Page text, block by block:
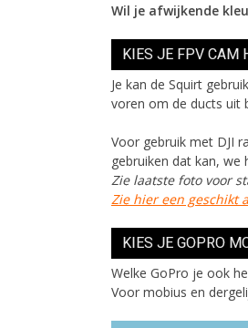
Wil je afwijkende
KIES JE FPV CAM
Je kan de Squirt
voren om de ducts uit
Voor gebruik met DJI
gebruiken dat kan, we
Zie laatste foto voor
Zie hier een geschikt
KIES JE GOPRO
Welke GoPro je ook
Voor mobius en